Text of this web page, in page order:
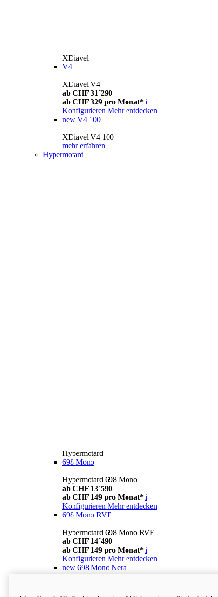
XDiavel
V4
XDiavel V4
ab CHF 31´290
ab CHF 329 pro Monat* i
Konfigurieren Mehr entdecken
new V4 100
XDiavel V4 100
mehr erfahren
Hypermotard
Hypermotard
698 Mono
Hypermotard 698 Mono
ab CHF 13´590
ab CHF 149 pro Monat* i
Konfigurieren Mehr entdecken
698 Mono RVE
Hypermotard 698 Mono RVE
ab CHF 14´490
ab CHF 149 pro Monat* i
Konfigurieren Mehr entdecken
new 698 Mono Nera
ab CHF 13´990